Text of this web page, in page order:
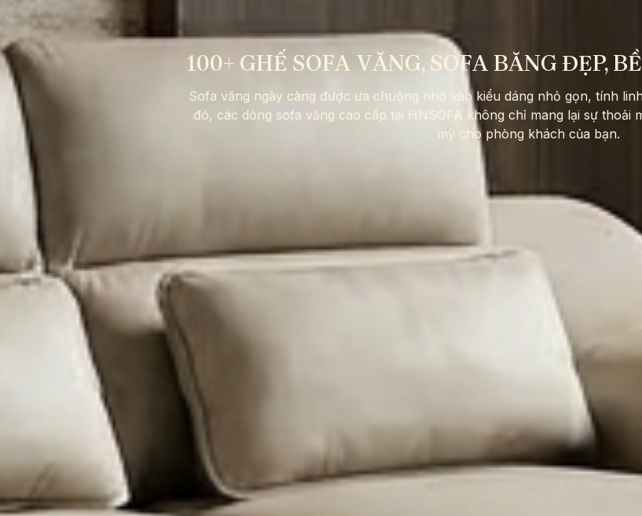
100+ GHẾ SOFA VĂNG, SOFA BĂNG ĐẸP,
Sofa văng ngày càng được ưa chuộng nhờ vào kiểu dáng nhỏ gọn, tính
đó, các dòng sofa văng cao cấp tại HNSOFA không chỉ mang lại sự thoải
mỹ cho phòng khách của bạn.